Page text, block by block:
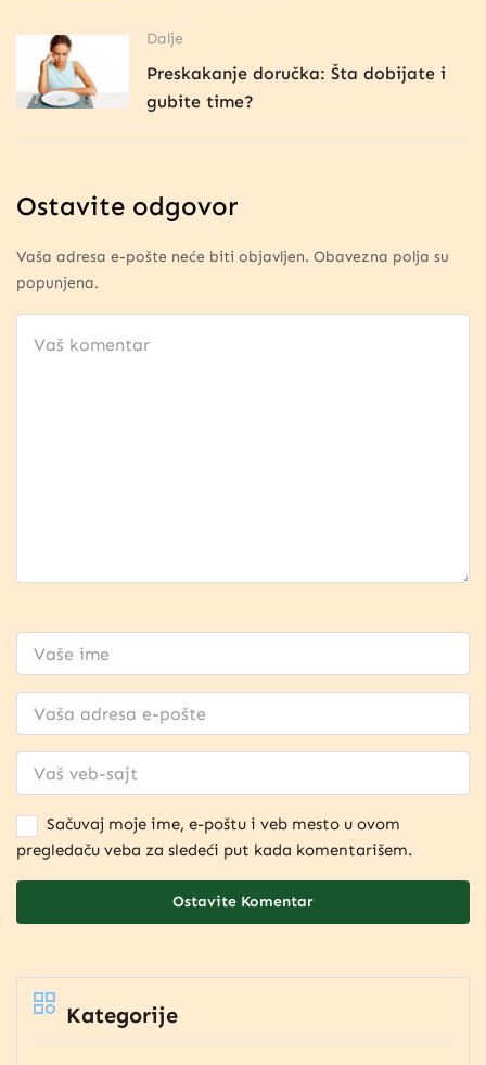
Kategorije
Dalje
Preskakanje doručka: Šta dobijate i
gubite time?
Ostavite odgovor
Vaša adresa e-pošte neće biti objavljen. Obavezna polja su
popunjena.
Sačuvaj moje ime, e-poštu i veb mesto u ovom
pregledaču veba za sledeći put kada komentarišem.